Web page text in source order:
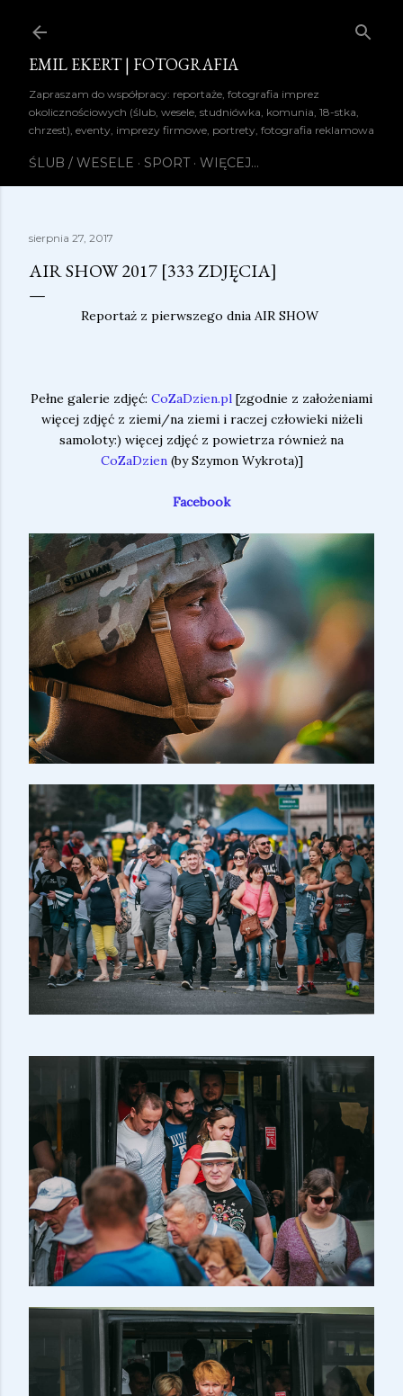
EMIL EKERT | FOTOGRAFIA
Zapraszam do współpracy: reportaże, fotografia imprez
okolicznościowych (ślub, wesele, studniówka, komunia, 18-stka,
chrzest), eventy, imprezy firmowe, portrety, fotografia reklamowa
ŚLUB / WESELE SPORT WIĘCEJ…
sierpnia 27, 2017
AIR SHOW 2017 [333 ZDJĘCIA]
Reportaż z pierwszego dnia AIR SHOW
Pełne galerie zdjęć: CoZaDzien.pl [zgodnie z założeniami
więcej zdjęć z ziemi/na ziemi i raczej człowieki niżeli
samoloty:) więcej zdjęć z powietrza również na
CoZaDzien(by Szymon Wykrota)]
Facebook